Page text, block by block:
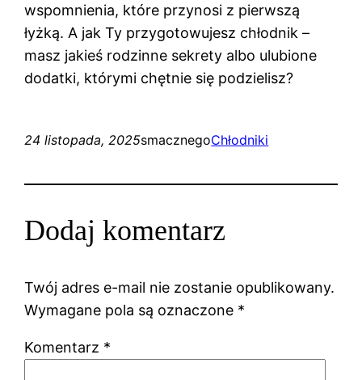
wspomnienia, które przynosi z pierwszą
łyżką. A jak Ty przygotowujesz chłodnik –
masz jakieś rodzinne sekrety albo ulubione
dodatki, którymi chętnie się podzielisz?
24 listopada, 2025smacznegoChłodniki
Dodaj komentarz
Twój adres e-mail nie zostanie opublikowany.
Wymagane pola są oznaczone *
Komentarz *